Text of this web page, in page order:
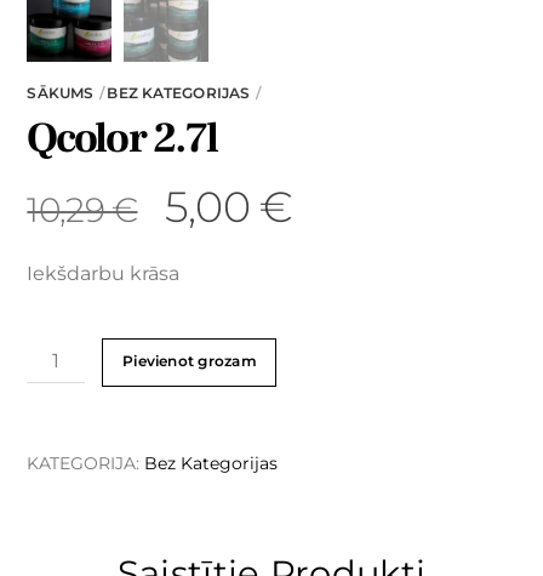
SĀKUMS BEZ KATEGORIJAS
Qcolor 2.7l
10,29€ 5,00 €
Iekšdarbu krāsa
Pievienot grozam
KATEGORIJA: Bez Kategorijas